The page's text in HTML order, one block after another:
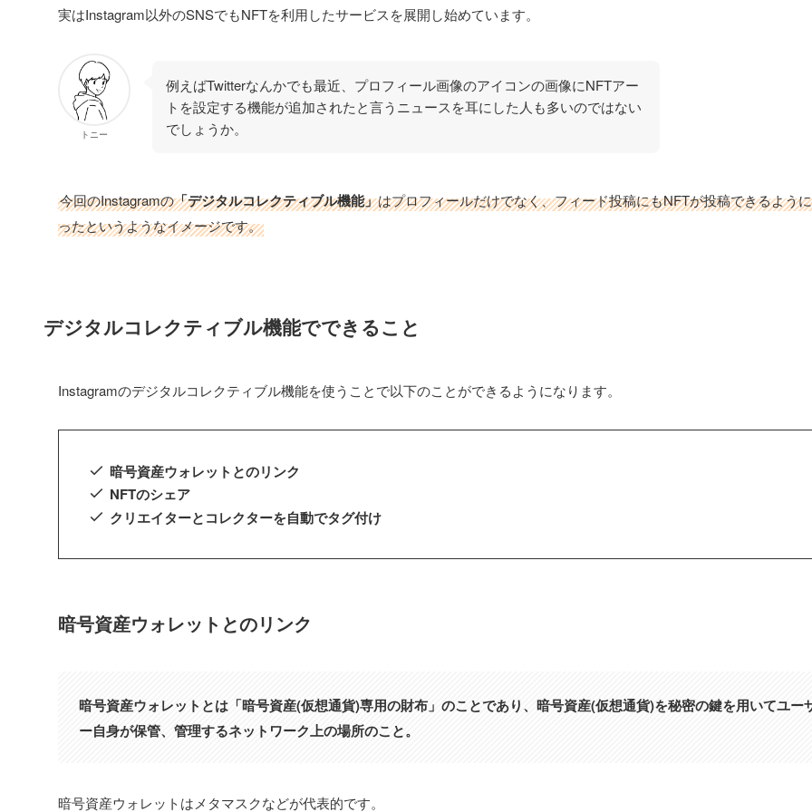
実はInstagram以外のSNSでもNFTを利用したサービスを展開し始めています。
トニー
例えばTwitterなんかでも最近、プロフィール画像のアイコンの画像にNFTアー
トを設定する機能が追加されたと言うニュースを耳にした人も多いのではない
でしょうか。
今回のInstagramの「デジタルコレクティブル機能」はプロフィールだけでなく、フィード投稿にもNFTが投稿できるよう
ったというようなイメージです。
デジタルコレクティブル機能でできること
Instagramのデジタルコレクティブル機能を使うことで以下のことができるようになります。
暗号資産ウォレットとのリンク
NFTのシェア
クリエイターとコレクターを自動でタグ付け
暗号資産ウォレットとのリンク
暗号資産ウォレットとは「暗号資産(仮想通貨)専用の財布」のことであり、暗号資産(仮想通貨)を秘密の鍵を用いてユー
ー自身が保管、管理するネットワーク上の場所のこと。
暗号資産ウォレットはメタマスクなどが代表的です。